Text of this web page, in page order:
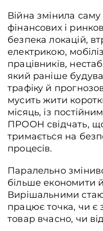
Війна змінила саму
фінансових і
безпека локацій,
електрикою,
працівників,
який раніше
трафіку й
мусить жити
місяць, із
ПРООН свідчать,
тримається на
процесів.
Паралельно
більше економити
Вирішальними
працює точка, чи є
товар вчасно, чи